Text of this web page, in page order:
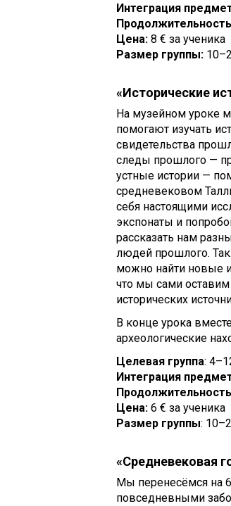
Интеграция
Цена: 8 € за ученика
Размер группы:
«Исторические
На музейном уроке
помогают изучать
свидетельства
следы прошлого —
устные истории —
средневековом
себя настоящими
экспонаты и
рассказать нам
людей прошлого.
можно найти новые
что мы сами
исторических
В конце урока
археологические
Целевая группа:
Интеграция
Продолжительность
Цена: 6 € за ученика
Размер группы:
«Средневековая
Мы перенесёмся на
повседневными